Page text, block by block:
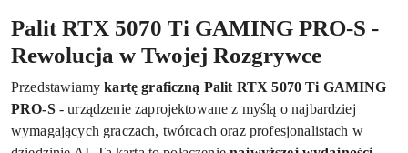
Palit RTX 5070 Ti GAMING PRO-S -
Rewolucja w Twojej Rozgrywce
Przedstawiamykartę graficzną Palit RTX 5070 Ti GAMING
PRO-S- urządzenie zaprojektowane z myślą o najbardziej
wymagających graczach, twórcach oraz profesjonalistach w